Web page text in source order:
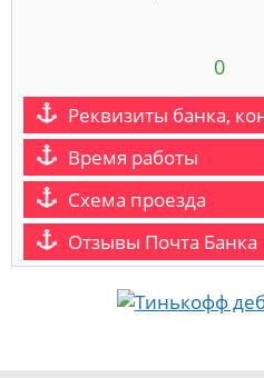
0
Реквизиты банка,
Время работы
Схема проезда
Отзывы Почта Банка